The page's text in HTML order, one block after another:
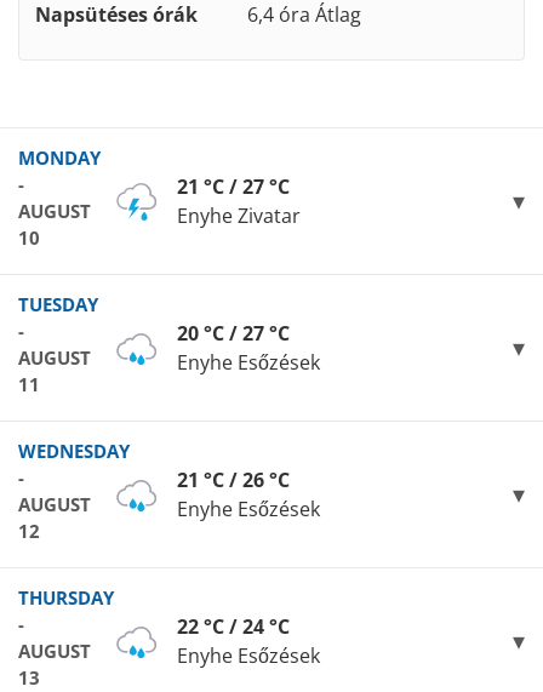
Napsütéses órák 6,4 óra Átlag
MONDAY
-
AUGUST
10
21 °C / 27 °C
Enyhe Zivatar
TUESDAY
-
AUGUST
11
20 °C / 27 °C
Enyhe Esőzések
WEDNESDAY
-
AUGUST
12
21 °C / 26 °C
Enyhe Esőzések
THURSDAY
-
AUGUST
13
22 °C / 24 °C
Enyhe Esőzések